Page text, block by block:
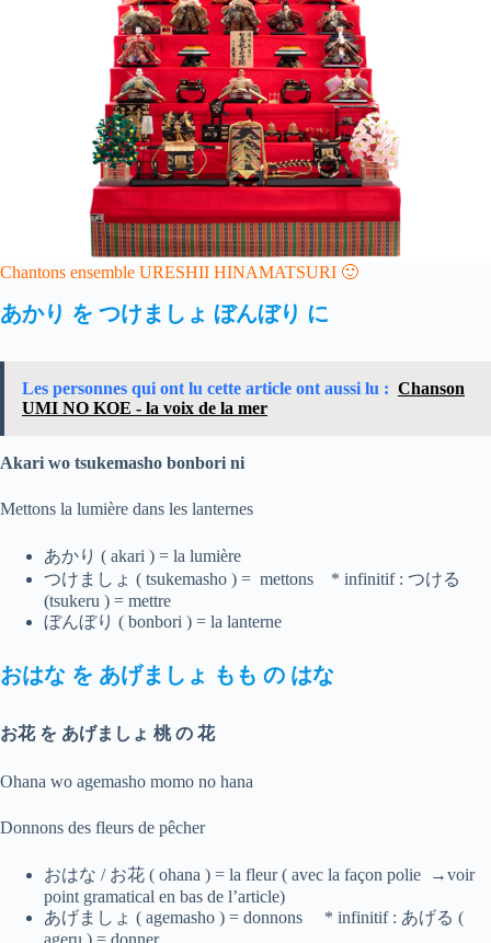
Chantons ensemble URESHII HINAMATSURI 🙂
あかり を つけましょ ぼんぼり に
Les personnes qui ont lu cette article ont aussi lu : Chanson
UMI NO KOE - la voix de la mer
Akari wo tsukemasho bonbori ni
Mettons la lumière dans les lanternes
あかり ( akari ) = la lumière
つけましょ ( tsukemasho ) = mettons * infinitif : つける
(tsukeru ) = mettre
ぼんぼり ( bonbori ) = la lanterne
おはな を あげましょ もも の はな
お花 を あげましょ 桃 の 花
Ohana wo agemasho momo no hana
Donnons des fleurs de pêcher
おはな / お花 ( ohana ) = la fleur ( avec la façon polie →voir
point gramatical en bas de l’article)
あげましょ ( agemasho ) = donnons * infinitif : あげる (
ageru ) = donner